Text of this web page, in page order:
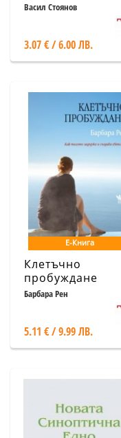
методика
Васил Стоянов
3.07 € / 6.00 ЛВ.
Е-Книга
Клетъчно
пробуждане
Барбара Рен
5.11 € / 9.99 ЛВ.